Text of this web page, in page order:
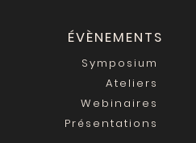
ÉVÈNEMENTS
Symposium
Ateliers
Webinaires
Présentations